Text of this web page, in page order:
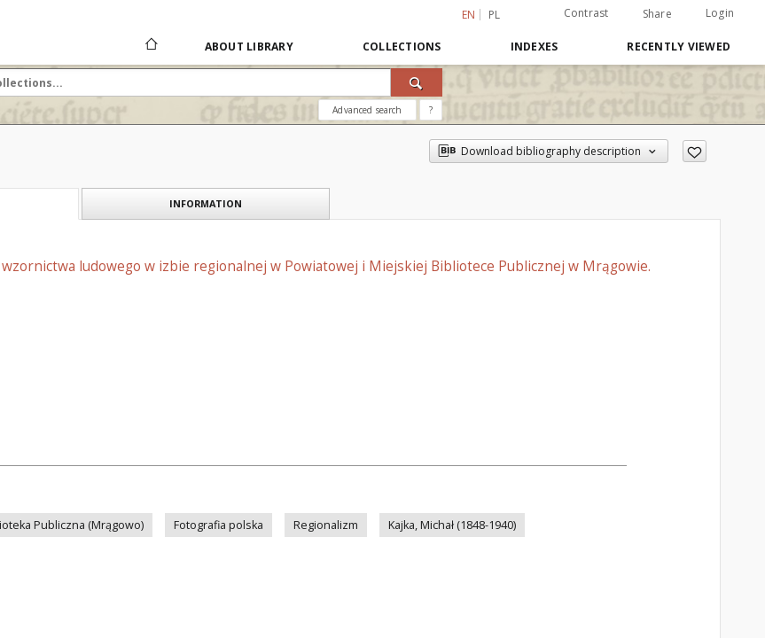
EN PL Contrast Share Login
ABOUT LIBRARY COLLECTIONS INDEXES RECENTLY VIEWED
Advanced search ?
Download bibliography description
INFORMATION
ludowego w izbie regionalnej w Powiatowej i Miejskiej Bibliotece Publicznej w Mrągowie.
Publiczna (Mrągowo)
Fotografia polska Regionalizm Kajka, Michał (1848-1940)